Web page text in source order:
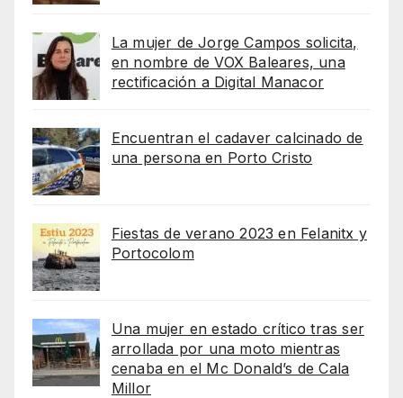
La mujer de Jorge Campos solicita,
en nombre de VOX Baleares, una
rectificación a Digital Manacor
Encuentran el cadaver calcinado de
una persona en Porto Cristo
Fiestas de verano 2023 en Felanitx y
Portocolom
Una mujer en estado crítico tras ser
arrollada por una moto mientras
cenaba en el Mc Donald’s de Cala
Millor